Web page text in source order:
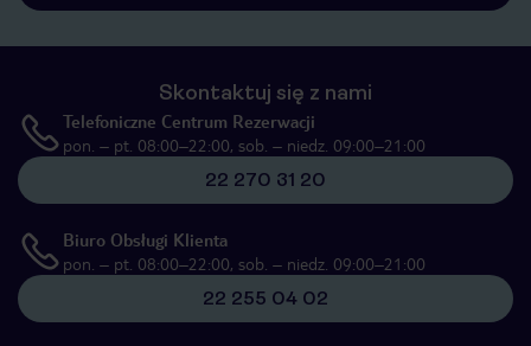
Skontaktuj się z nami
Telefoniczne Centrum Rezerwacji
pon. – pt. 08:00–22:00, sob. – niedz. 09:00–21:00
22 270 31 20
Biuro Obsługi Klienta
pon. – pt. 08:00–22:00, sob. – niedz. 09:00–21:00
22 255 04 02